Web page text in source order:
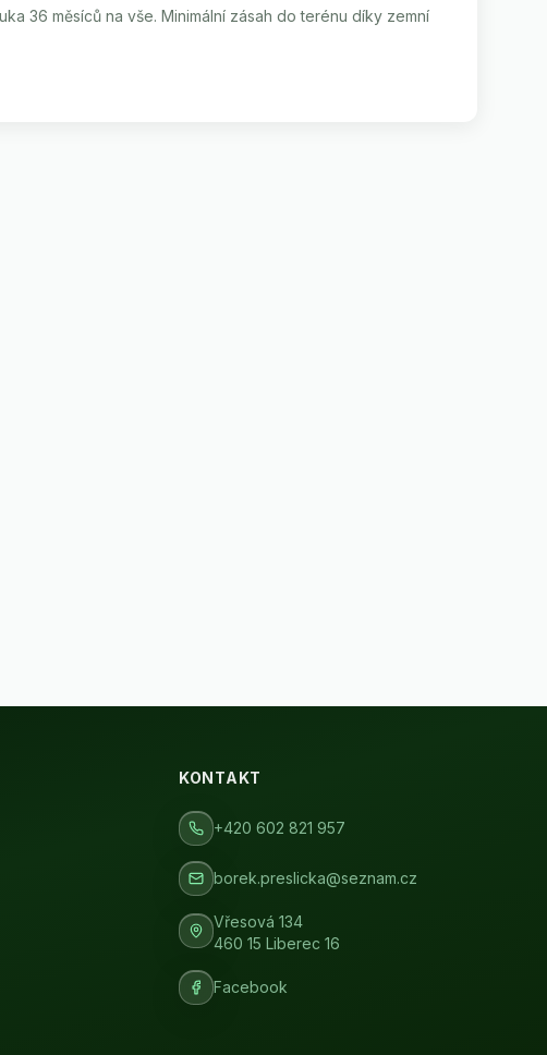
36 měsíců na vše. Minimální zásah do terénu díky zemní
KONTAKT
+420 602 821 957
borek.preslicka@seznam.cz
Vřesová 134
460 15 Liberec 16
Facebook